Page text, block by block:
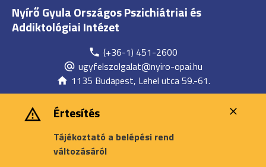
Nyírő Gyula Országos Pszichiátriai és
Addiktológiai Intézet
(+36-1) 451-2600
ugyfelszolgalat@nyiro-opai.hu
1135 Budapest, Lehel utca 59.-61.
Értesítés
Tájékoztató a belépési rend
változásáról